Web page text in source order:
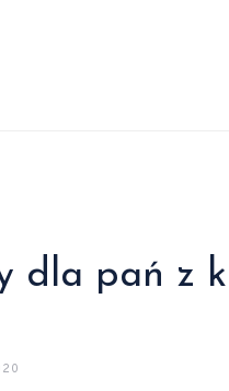
dla pań z